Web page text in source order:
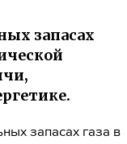
запасах
запасах газа в